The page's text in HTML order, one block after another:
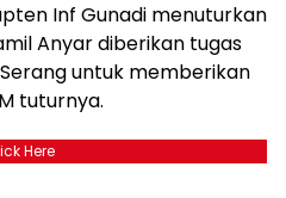
Inf Gunadi menuturkan
Anyar diberikan tugas
untuk memberikan
tuturnya.
Here